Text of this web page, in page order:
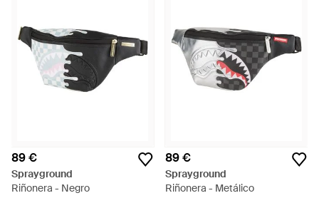
89 €
Sprayground
Riñonera - Negro
89 €
Sprayground
Riñonera - Metálico